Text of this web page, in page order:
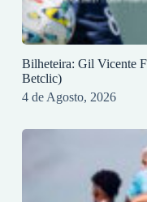
Bilheteira: Gil Vicente
Betclic)
4 de Agosto, 2026